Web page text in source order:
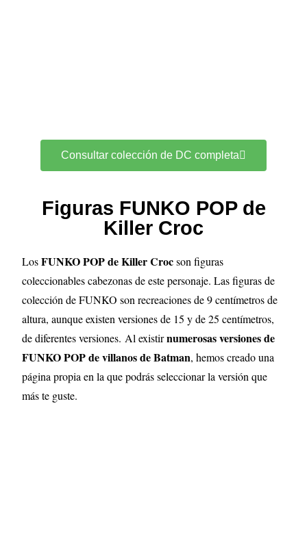
Consultar colección de DC completa
Figuras FUNKO POP de
Killer Croc
LosFUNKO POP de Killer Crocson figuras
coleccionables cabezonas de este personaje. Las figuras de
colección de FUNKO son recreaciones de 9 centímetros de
altura, aunque existen versiones de 15 y de 25 centímetros,
de diferentes versiones. Al existirnumerosas versiones de
FUNKO POP de villanos de Batman, hemos creado una
página propia en la que podrás seleccionar la versión que
más te guste.